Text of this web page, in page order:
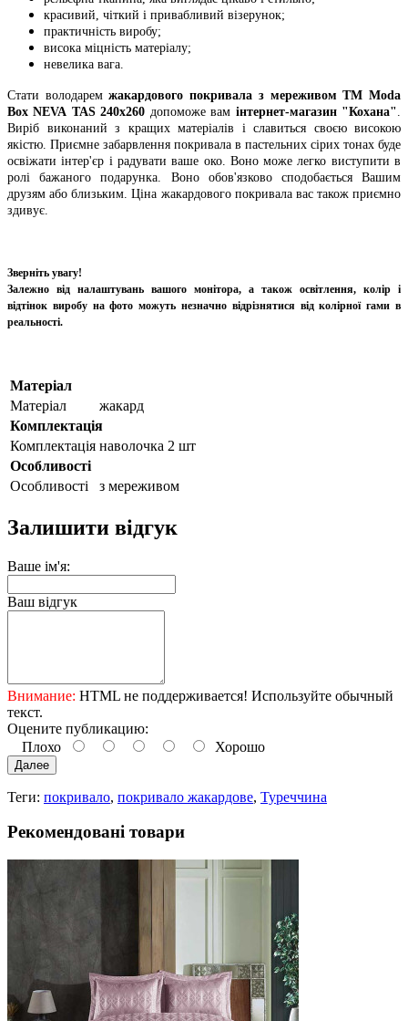
красивий, чіткий і привабливий візерунок;
практичність виробу;
висока міцність матеріалу;
невелика вага.
Стати володаремжакардового покривала з мереживом ТМ Moda
Box NEVA TAS 240х260 допоможе вам інтернет-магазин "Кохана"
Виріб виконаний з кращих матеріалів і славиться своєю високою
якістю. Приємне забарвлення покривала в пастельних сірих тонах буде
освіжати інтер'єр і радувати ваше око. Воно може легко виступити в
ролі бажаного подарунка. Воно обов'язково сподобається Вашим
друзям або близьким. Ціна жакардового покривала вас також приємно
здивує.
Зверніть увагу!
Залежно від налаштувань вашого монітора, а також освітлення, колір і
відтінок виробу на фото можуть незначно відрізнятися від колірної гами в
реальності.
Матеріал
Матеріал
жакард
Комплектація
Комплектація наволочка 2 шт
Особливості
Особливості
з мереживом
Залишити відгук
Ваше ім'я:
Ваш відгук
Внимание: HTML не поддерживается! Используйте обычный
текст.
Оцените публикацию:
Плохо
Хорошо
Далее
Теги: покривало, покривало жакардове, Туреччина
Рекомендовані товари